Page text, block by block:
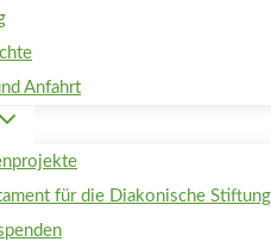
Anfahrt
für die Diakonische